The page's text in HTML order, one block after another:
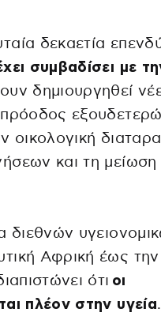
δεκαετία
συμβαδίσει με
δημιουργηθεί
οικολογική
και τη μείωση
διεθνών
Αφρική έως την
ότι οι
πλέον στην υγεία.